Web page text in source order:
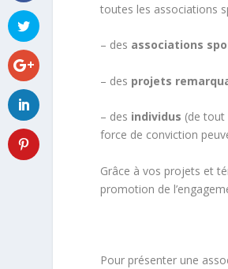
toutes les associations
– des associations
– des projets
– des individus (de tout
force de conviction
Grâce à vos projets et
promotion de
Pour présenter une